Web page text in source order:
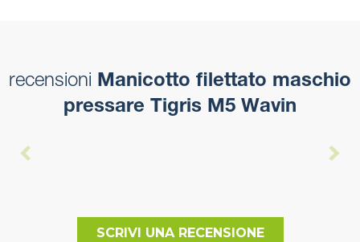
recensioni Manicotto filettato maschio
pressare Tigris M5 Wavin
SCRIVI UNA RECENSIONE